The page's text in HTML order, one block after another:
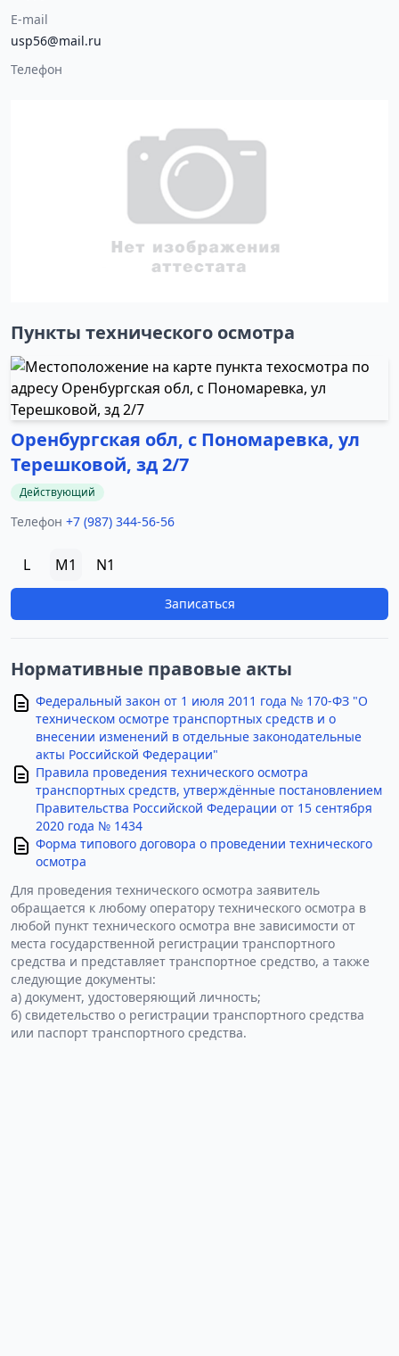
E-mail
usp56@mail.ru
Телефон
Пункты технического осмотра
Оренбургская обл, с Пономаревка, ул
Терешковой, зд 2/7
Действующий
Телефон +7 (987) 344-56-56
L M1 N1
Записаться
Нормативные правовые акты
Федеральный закон от 1 июля 2011 года № 170-ФЗ "О
техническом осмотре транспортных средств и о
внесении изменений в отдельные законодательные
акты Российской Федерации"
Правила проведения технического осмотра
транспортных средств, утверждённые постановлением
Правительства Российской Федерации от 15 сентября
2020 года № 1434
Форма типового договора о проведении технического
осмотра
Для проведения технического осмотра заявитель
обращается к любому оператору технического осмотра в
любой пункт технического осмотра вне зависимости от
места государственной регистрации транспортного
средства и представляет транспортное средство, а также
следующие документы:
а) документ, удостоверяющий личность;
б) свидетельство о регистрации транспортного средства
или паспорт транспортного средства.